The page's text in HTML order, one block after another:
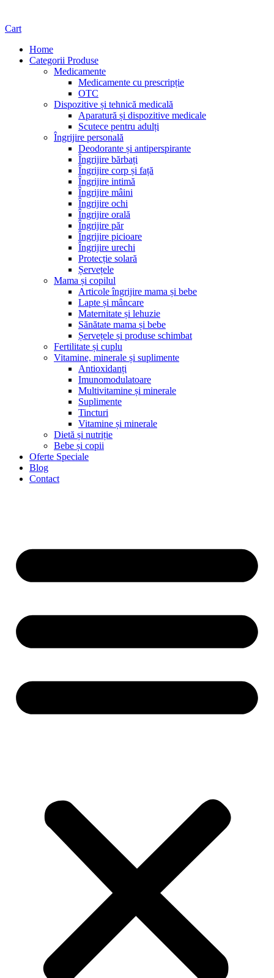
Cart
Home
Categorii Produse
Medicamente
Medicamente cu prescripție
OTC
Dispozitive și tehnică medicală
Aparatură și dispozitive medicale
Scutece pentru adulți
Îngrijire personală
Deodorante și antiperspirante
Îngrijire bărbați
Îngrijire corp și față
Îngrijire intimă
Îngrijire mâini
Îngrijire ochi
Îngrijire orală
Îngrijire păr
Îngrijire picioare
Îngrijire urechi
Protecție solară
Șervețele
Mama și copilul
Articole îngrijire mama și bebe
Lapte și mâncare
Maternitate și lehuzie
Sănătate mama și bebe
Șervețele și produse schimbat
Fertilitate și cuplu
Vitamine, minerale și suplimente
Antioxidanți
Imunomodulatoare
Multivitamine și minerale
Suplimente
Tincturi
Vitamine și minerale
Dietă și nutriție
Bebe și copii
Oferte Speciale
Blog
Contact